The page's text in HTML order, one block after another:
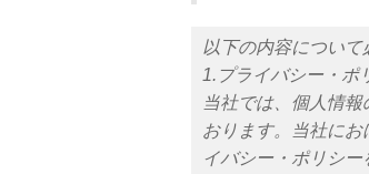
以下の内容について
1.プライバシー・ポ
当社では、個人情
おります。当社に
イバシー・ポリシー